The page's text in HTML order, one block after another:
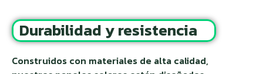
Durabilidad y resistencia
Construidos con materiales de alta calidad,